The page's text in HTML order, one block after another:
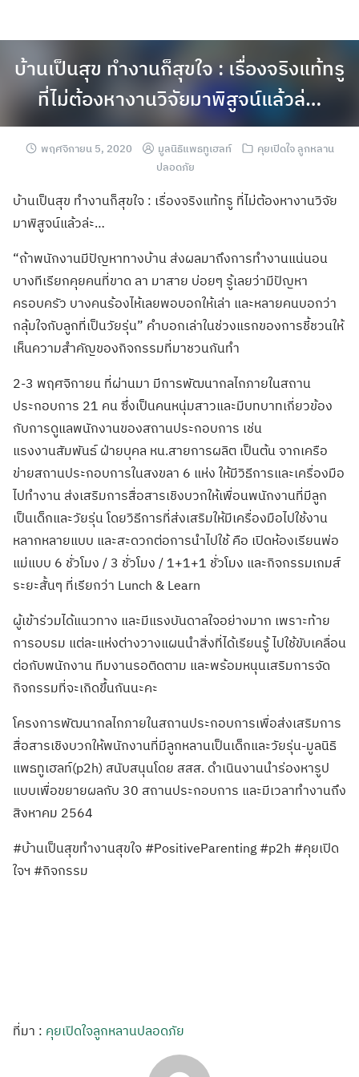
บ้านเป็นสุข ทำงานก็สุขใจ : เรื่องจริงแท้ทรู
ที่ไม่ต้องหางานวิจัยมาพิสูจน์แล้วล่…
พฤศจิกายน 5, 2020 มูลนิธิแพธทูเฮลท์
คุยเปิดใจ ลูกหลาน
ปลอดภัย
บ้านเป็นสุข ทำงานก็สุขใจ : เรื่องจริงแท้ทรู ที่ไม่ต้องหางานวิจัย
มาพิสูจน์แล้วล่ะ…
“ถ้าพนักงานมีปัญหาทางบ้าน ส่งผลมาถึงการทำงานแน่นอน
บางทีเรียกคุยคนที่ขาด ลา มาสาย บ่อยๆ รู้เลยว่ามีปัญหา
ครอบครัว บางคนร้องไห้เลยพอบอกให้เล่า และหลายคนบอกว่า
กลุ้มใจกับลูกที่เป็นวัยรุ่น” คำบอกเล่าในช่วงแรกของการชี้ชวนให้
เห็นความสำคัญของกิจกรรมที่มาชวนกันทำ
2-3 พฤศจิกายน ที่ผ่านมา มีการพัฒนากลไกภายในสถาน
ประกอบการ 21 คน ซึ่งเป็นคนหนุ่มสาวและมีบทบาทเกี่ยวข้อง
กับการดูแลพนักงานของสถานประกอบการ เช่น
แรงงานสัมพันธ์ ฝ่ายบุคล หน.สายการผลิต เป็นต้น จากเครือ
ข่ายสถานประกอบการในสงขลา 6 แห่ง ให้มีวิธีการและเครื่องมือ
ไปทำงาน ส่งเสริมการสื่อสารเชิงบวกให้เพื่อนพนักงานที่มีลูก
เป็นเด็กและวัยรุ่น โดยวิธีการที่ส่งเสริมให้มีเครื่องมือไปใช้งาน
หลากหลายแบบ และสะดวกต่อการนำไปใช้ คือ เปิดห้องเรียนพ่อ
แม่แบบ 6 ชั่วโมง / 3 ชั่วโมง / 1+1+1 ชั่วโมง และกิจกรรมเกมส์
ระยะสั้นๆ ที่เรียกว่า Lunch & Learn
ผู้เข้าร่วมได้แนวทาง และมีแรงบันดาลใจอย่างมาก เพราะท้าย
การอบรม แต่ละแห่งต่างวางแผนนำสิ่งที่ได้เรียนรู้ ไปใช้ขับเคลื่อน
ต่อกับพนักงาน ทีมงานรอติดตาม และพร้อมหนุนเสริมการจัด
กิจกรรมที่จะเกิดขึ้นกันนะคะ
โครงการพัฒนากลไกภายในสถานประกอบการเพื่อส่งเสริมการ
สื่อสารเชิงบวกให้พนักงานที่มีลูกหลานเป็นเด็กและวัยรุ่น-มูลนิธิ
แพธทูเฮลท์(p2h) สนับสนุนโดย สสส. ดำเนินงานนำร่องหารูป
แบบเพื่อขยายผลกับ 30 สถานประกอบการ และมีเวลาทำงานถึง
สิงหาคม 2564
#บ้านเป็นสุขทำงานสุขใจ #PositiveParenting #p2h #คุยเปิด
ใจฯ #กิจกรรม
ที่มา : คุยเปิดใจลูกหลานปลอดภัย